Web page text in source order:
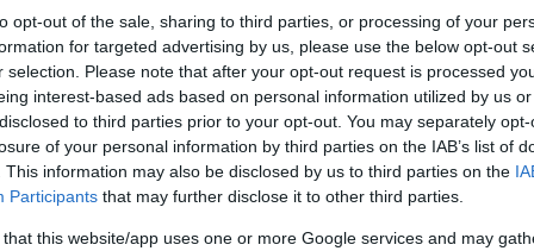
opt-out of the sale, sharing to third parties, or processing of your
for targeted advertising by us, please use the below opt-out
selection. Please note that after your opt-out request is processed
interest-based ads based on personal information utilized by us
to third parties prior to your opt-out. You may separately
of your personal information by third parties on the IAB’s list of
This information may also be disclosed by us to third parties on the
Participants that may further disclose it to other third parties.
that this website/app uses one or more Google services and may
tänkte kika ifall det finns något intresse. Klockan kommer i fullset
uttagen från Amerikansk AD 2019. Har burits med...
batman blnr submariner
svensksåld Rolex GMT 116710LN. Årsmodell 2017-2019 PMa om vad
//Martin
fullset svensksåld Svar: 0